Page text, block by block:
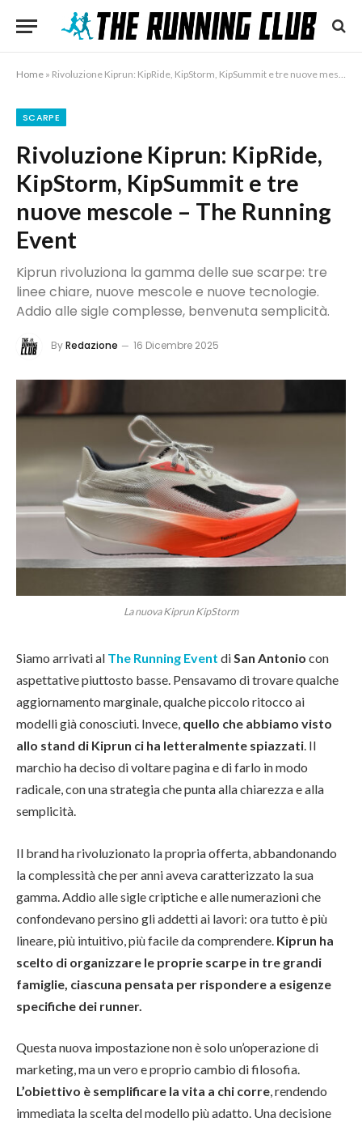
Home » Rivoluzione Kiprun: KipRide, KipStorm, KipSummit e tre nuove mescole – The Running Event
SCARPE
Rivoluzione Kiprun: KipRide,
KipStorm, KipSummit e tre
nuove mescole – The Running
Event
Kiprun rivoluziona la gamma delle sue scarpe: tre
linee chiare, nuove mescole e nuove tecnologie.
Addio alle sigle complesse, benvenuta semplicità.
ByRedazione 16 Dicembre 2025
La nuova Kiprun KipStorm
Siamo arrivati al The Running Event diSan Antonio con
aspettative piuttosto basse. Pensavamo di trovare qualche
aggiornamento marginale, qualche piccolo ritocco ai
modelli già conosciuti. Invece, quello che abbiamo visto
allo stand di Kiprun ci ha letteralmente spiazzati. Il
marchio ha deciso di voltare pagina e di farlo in modo
radicale, con una strategia che punta alla chiarezza e alla
semplicità.
Il brand ha rivoluzionato la propria offerta, abbandonando
la complessità che per anni aveva caratterizzato la sua
gamma. Addio alle sigle criptiche e alle numerazioni che
confondevano persino gli addetti ai lavori: ora tutto è più
lineare, più intuitivo, più facile da comprendere. Kiprun ha
scelto di organizzare le proprie scarpe in tre grandi
famiglie, ciascuna pensata per rispondere a esigenze
specifiche dei runner.
Questa nuova impostazione non è solo un’operazione di
marketing, ma un vero e proprio cambio di filosofia.
L’obiettivo è semplificare la vita a chi corre, rendendo
immediata la scelta del modello più adatto. Una decisione